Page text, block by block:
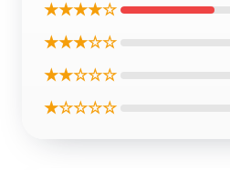
★★★★☆
★★★☆☆
★★☆☆☆
★☆☆☆☆